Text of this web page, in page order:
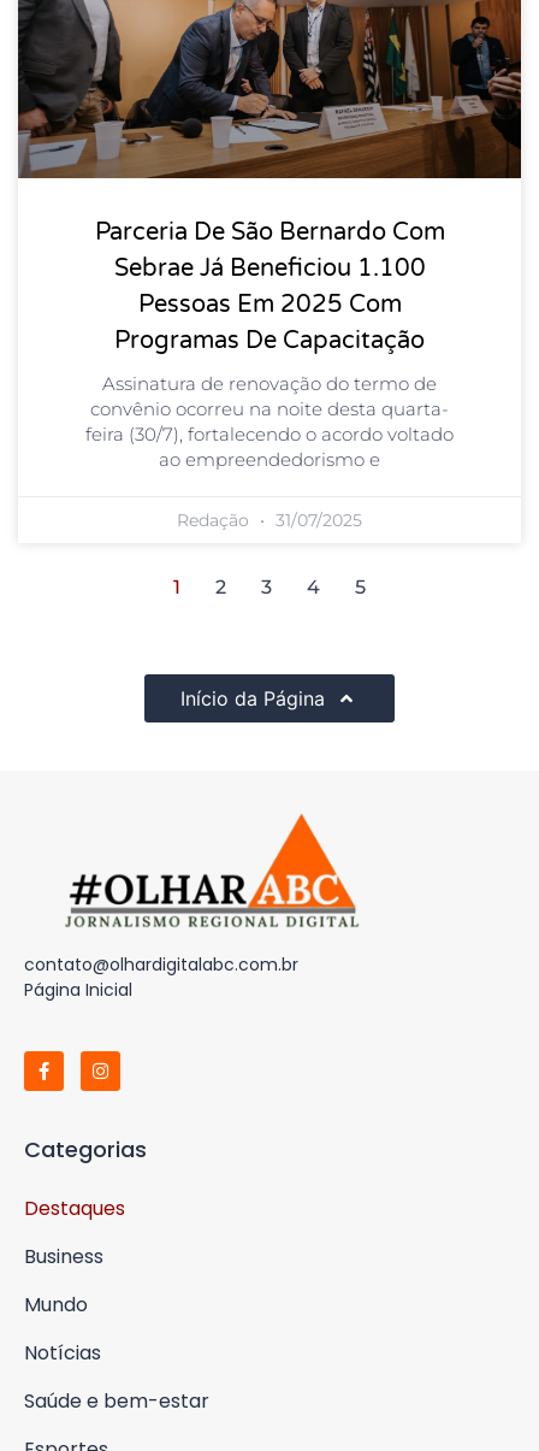
Parceria De São Bernardo Com
Sebrae Já Beneficiou 1.100
Pessoas Em 2025 Com
Programas De Capacitação
Assinatura de renovação do termo de
convênio ocorreu na noite desta quarta-
feira (30/7), fortalecendo o acordo voltado
ao empreendedorismo e
Redação 31/07/2025
1 2 3 4 5
Início da Página
contato@olhardigitalabc.com.br
Página Inicial
Categorias
Destaques
Business
Mundo
Notícias
Saúde e bem-estar